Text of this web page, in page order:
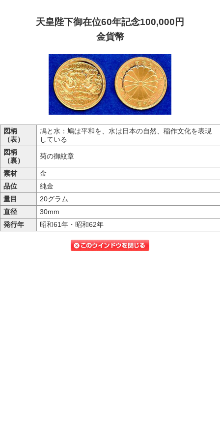
天皇陛下御在位60年記念100,000円
金貨幣
図柄
（表）
鳩と水：鳩は平和を、水は日本の自然、稲作文化を表現
している
図柄
（裏）
菊の御紋章
素材
金
品位
純金
量目
20グラム
直径
30mm
発行年
昭和61年・昭和62年